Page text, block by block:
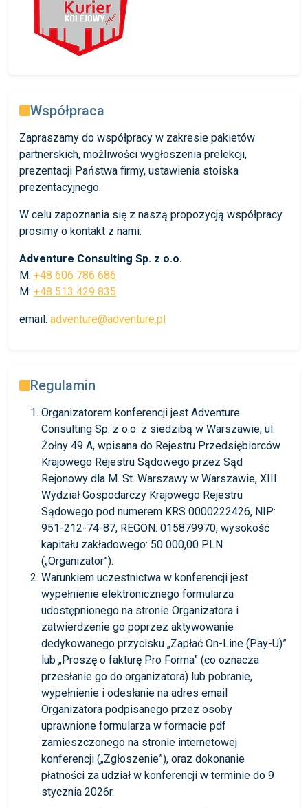
Współpraca
Zapraszamy do współpracy w zakresie pakietów
partnerskich, możliwości wygłoszenia prelekcji,
prezentacji Państwa firmy, ustawienia stoiska
prezentacyjnego.
W celu zapoznania się z naszą propozycją współpracy
prosimy o kontakt z nami:
Adventure Consulting Sp. z o.o.
M: +48 606 786 686
M: +48 513 429 835
email: adventure@adventure.pl
Regulamin
Organizatorem konferencji jest Adventure
Consulting Sp. z o.o. z siedzibą w Warszawie, ul.
Żołny 49 A, wpisana do Rejestru Przedsiębiorców
Krajowego Rejestru Sądowego przez Sąd
Rejonowy dla M. St. Warszawy w Warszawie, XIII
Wydział Gospodarczy Krajowego Rejestru
Sądowego pod numerem KRS 0000222426, NIP:
951-212-74-87, REGON: 015879970, wysokość
kapitału zakładowego: 50 000,00 PLN
(„Organizator”).
Warunkiem uczestnictwa w konferencji jest
wypełnienie elektronicznego formularza
udostępnionego na stronie Organizatora i
zatwierdzenie go poprzez aktywowanie
dedykowanego przycisku „Zapłać On-Line (Pay-U)”
lub „Proszę o fakturę Pro Forma” (co oznacza
przesłanie go do organizatora) lub pobranie,
wypełnienie i odesłanie na adres email
Organizatora podpisanego przez osoby
uprawnione formularza w formacie pdf
zamieszczonego na stronie internetowej
konferencji („Zgłoszenie”), oraz dokonanie
płatności za udział w konferencji w terminie do 9
stycznia 2026r.